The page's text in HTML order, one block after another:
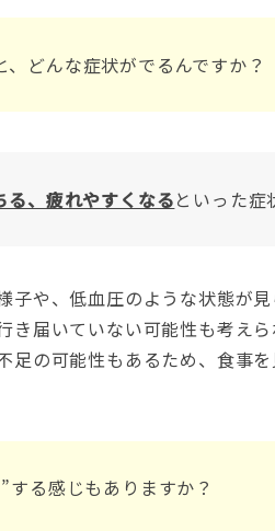
どんな症状がでるんですか？
る、疲れやすくなるといった症
子や、低血圧のような状態が
届いていない可能性も考えら
足の可能性もあるため、食事
する感じもありますか？